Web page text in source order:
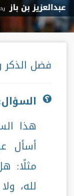
فضل الذكر
هذا
أسأل
مثلًا:
لله،